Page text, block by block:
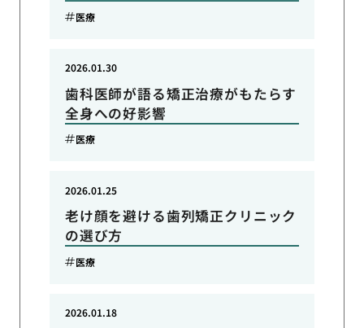
医療
歯科医師が語る矯正治療がもたらす
全身への好影響
2026.01.30
医療
老け顔を避ける歯列矯正クリニック
の選び方
2026.01.25
医療
2026.01.18